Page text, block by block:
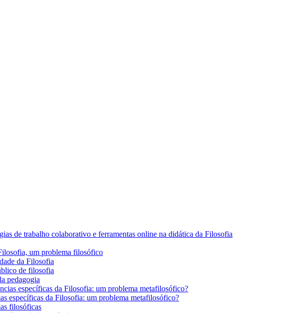
de trabalho colaborativo e ferramentas online na didática da Filosofia
um problema filosófico
da Filosofia
de filosofia
pedagogia
específicas da Filosofia: um problema metafilosófico?
específicas da Filosofia: um problema metafilosófico?
filosóficas